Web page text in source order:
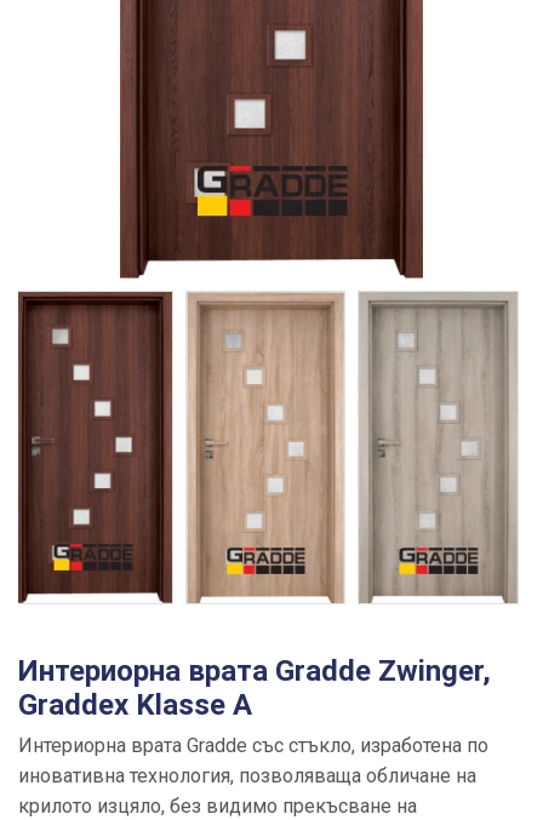
Интериорна врата Gradde Zwinger,
Graddex Klasse A
Интериорна врата Gradde със стъкло, изработена по
иновативна технология, позволяваща обличане на
крилото изцяло, без видимо прекъсване на